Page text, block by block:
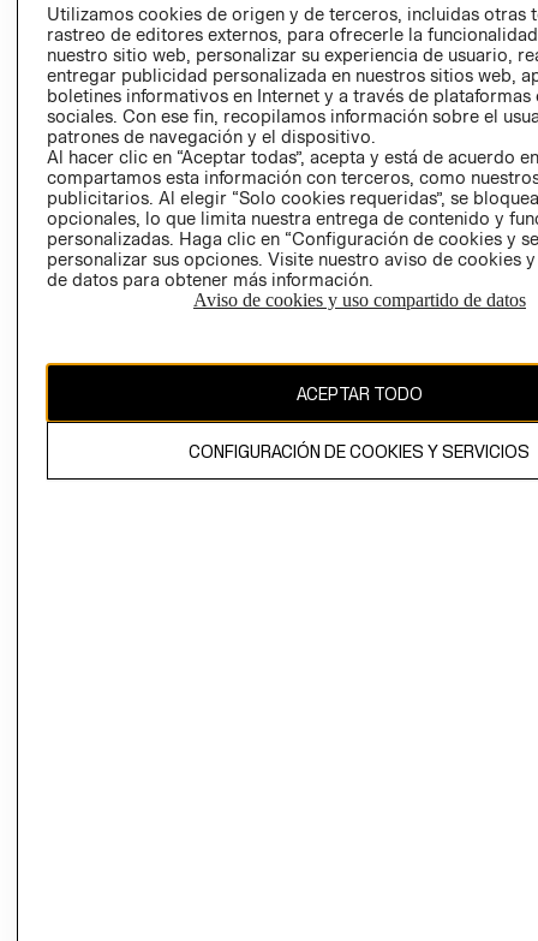
AVISO DE
PRIVACIDAD
GIFT CARD
AVISO DE
COOKIES
Uruguay ($U)
El contenido de esta página web está protegido por copyright y es
propiedad de H&M Hennes & Mauritz AB.
Utilizamos cookies de origen y de terceros, incluidas otras
rastreo de editores externos, para ofrecerle la
nuestro sitio web, personalizar su experiencia de usuario,
entregar publicidad personalizada en nuestros sitios web,
boletines informativos en Internet y a través de plataformas
sociales. Con ese fin, recopilamos información sobre el
patrones de navegación y el dispositivo.
Al hacer clic en “Aceptar todas”, acepta y está de acuerdo
compartamos esta información con terceros, como
publicitarios. Al elegir “Solo cookies requeridas”, se
opcionales, lo que limita nuestra entrega de contenido y
personalizadas. Haga clic en “Configuración de cookies y
personalizar sus opciones. Visite nuestro aviso de cookies
de datos para obtener más información.
Aviso de cookies y uso compartido de datos
ACEPTAR TODO
CONFIGURACIÓN DE COOKIES Y SERVICIOS